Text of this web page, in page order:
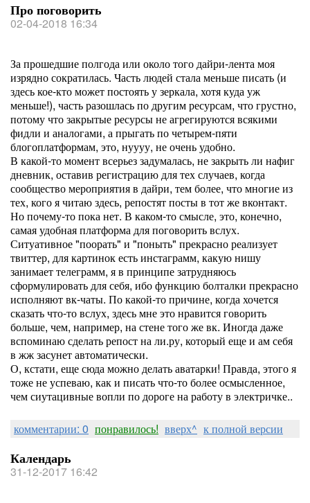
Про поговорить
02-04-2018 16:34
За прошедшие полгода или около того дайри-лента моя
изрядно сократилась. Часть людей стала меньше писать (и
здесь кое-кто может постоять у зеркала, хотя куда уж
меньше!), часть разошлась по другим ресурсам, что грустно,
потому что закрытые ресурсы не агрегируются всякими
фидли и аналогами, а прыгать по четырем-пяти
блогоплатформам, это, нуууу, не очень удобно.
В какой-то момент всерьез задумалась, не закрыть ли нафиг
дневник, оставив регистрацию для тех случаев, когда
сообщество мероприятия в дайри, тем более, что многие из
тех, кого я читаю здесь, репостят посты в тот же вконтакт.
Но почему-то пока нет. В каком-то смысле, это, конечно,
самая удобная платформа для поговорить вслух.
Ситуативное "поорать" и "поныть" прекрасно реализует
твиттер, для картинок есть инстаграмм, какую нишу
занимает телеграмм, я в принципе затрудняюсь
сформулировать для себя, ибо функцию болталки прекрасно
исполняют вк-чаты. По какой-то причине, когда хочется
сказать что-то вслух, здесь мне это нравится говорить
больше, чем, например, на стене того же вк. Иногда даже
вспоминаю сделать репост на ли.ру, который еще и ам себя
в жж засунет автоматически.
О, кстати, еще сюда можно делать аватарки! Правда, этого я
тоже не успеваю, как и писать что-то более осмысленное,
чем сиутацивные вопли по дороге на работу в электричке..
комментарии: 0 понравилось! вверх^ к полной версии
Календарь
31-12-2017 16:42